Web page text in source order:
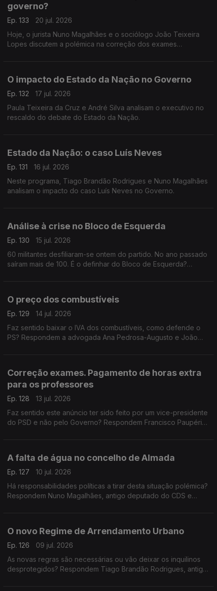
governo?
Ep. 133
20 jul. 2026
Hoje, o jurista Nuno Magalhães e o sociólogo João Teixeira
Lopes discutem a polémica na correção dos exames
O impacto do Estado da Nação no Governo
Ep. 132
17 jul. 2026
Paula Teixeira da Cruz e André Silva analisam o executivo no
rescaldo do debate do Estado da Nação.
Estado da Nação: o caso Luís Neves
Ep. 131
16 jul. 2026
Neste programa, Tiago Brandão Rodrigues e Nuno Magalhães
analisam o impacto do caso Luís Neves no Governo.
Análise à crise no Bloco de Esquerda
Ep. 130
15 jul. 2026
60 militantes desfiliaram-se ontem do partido. No ano passado
saíram mais de 100. É o definhar do Bloco de Esquerda?
O preço dos combustíveis
Ep. 129
14 jul. 2026
Faz sentido baixar o IVA dos combustíveis, como defende o
PS? Respondem a advogada Ana Pedrosa-Augusto e João
Correção exames. Pagamento de horas extra
para os professores
Ep. 128
13 jul. 2026
Faz sentido este anúncio ter sido feito por um vice-presidente
do PSD e não pelo Governo? Respondem Francisco Paupério,
A falta de água no concelho de Almada
Ep. 127
10 jul. 2026
Há responsabilidades políticas a tirar desta situação polémica?
Respondem Nuno Magalhães, antigo deputado do CDS e
O novo Regime de Arrendamento Urbano
Ep. 126
09 jul. 2026
As novas regras são necessárias ou vão deixar os inquilinos
desprotegidos? Respondem Tiago Brandão Rodrigues, antigo